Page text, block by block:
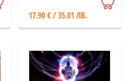
17.90 € / 35.01 ЛВ.